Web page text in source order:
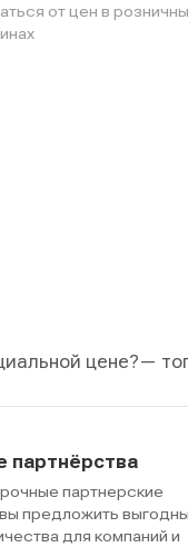
от цен в
цене?—
партнёрства
партнерские
предложить
для компаний и